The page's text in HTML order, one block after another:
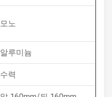
모노
알루미늄
수력